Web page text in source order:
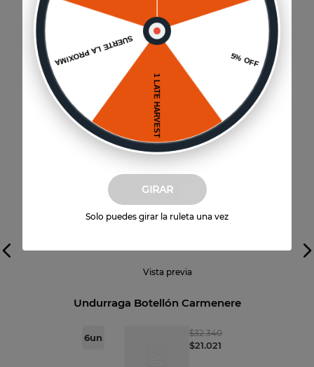
Formato:
750 cc
Año
2019
Categoría
Varietal
Vista previa
Undurraga Botellón Carmenere
6un $32.340
$21.021
GIRAR
Solo puedes girar la ruleta una vez